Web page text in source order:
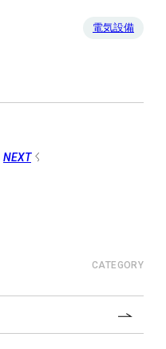
CATEGORY
電気設備
NEXT